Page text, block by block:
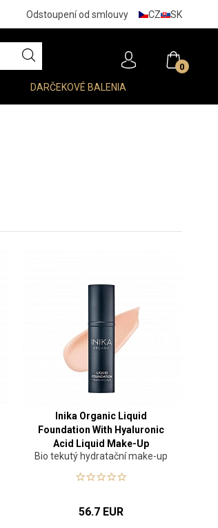
Odstoupení od smlouvy CZ SK
0
DARČEKOVÉ BALENIA
Inika Organic Liquid
Foundation With Hyaluronic
Acid Liquid Make-Up
Porcelain 30 ml
Bio tekutý hydratační make-up
56.7 EUR